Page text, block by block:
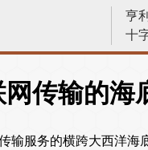
亨
十
宇
文
传输的海
输服务的横跨大西洋海